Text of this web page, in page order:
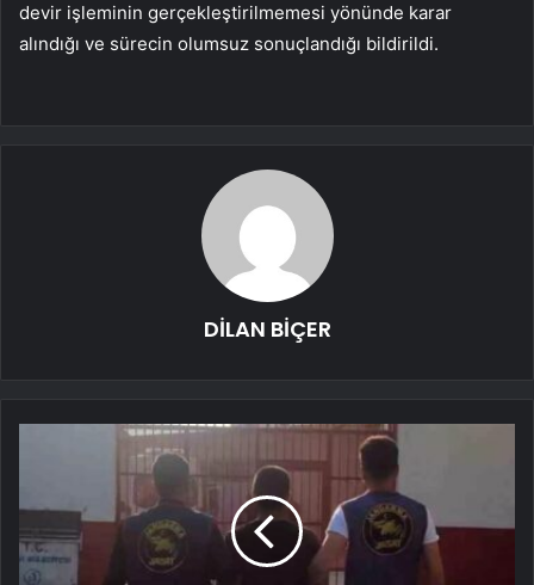
devir işleminin gerçekleştirilmemesi yönünde karar
alındığı ve sürecin olumsuz sonuçlandığı bildirildi.
DİLAN BİÇER